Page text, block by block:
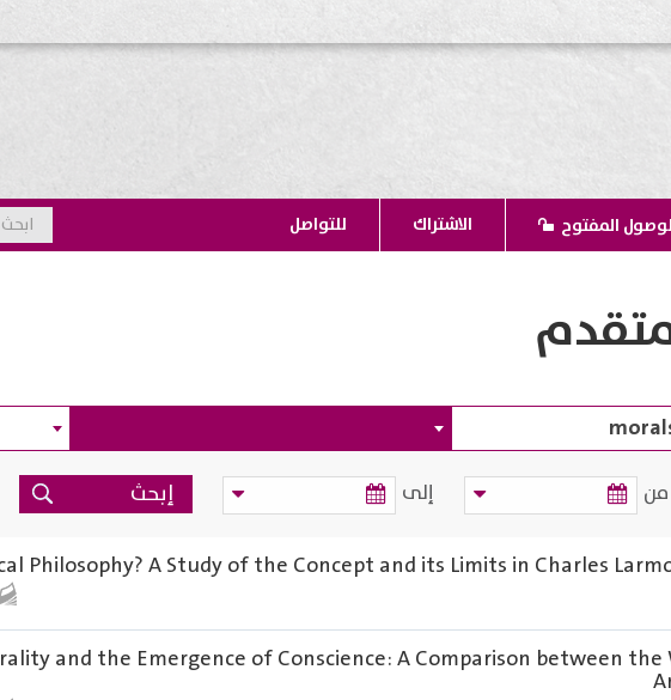
المفتوح الاشتراك للتواصل
من إلى
Philosophy? A Study of the Concept and its Limits in Charles
and the Emergence of Conscience: A Comparison between